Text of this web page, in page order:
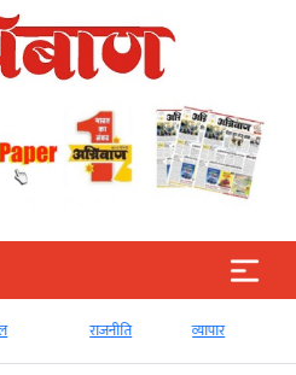
राजनीति व्‍यापार